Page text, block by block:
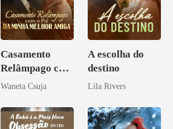
Casamento
Relâmpago com
o Pai da Minha
Waneta Csuja
A escolha do
destino
Lila Rivers